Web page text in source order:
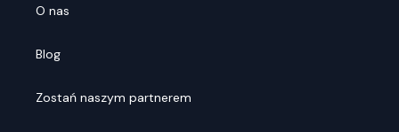
O nas
Blog
Zostań naszym partnerem